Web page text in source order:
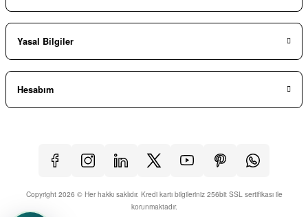
Yasal Bilgiler
Hesabım
Copyright 2026 © Her hakkı saklıdır. Kredi kartı bilgileriniz 256bit SSL sertifikası ile
korunmaktadır.